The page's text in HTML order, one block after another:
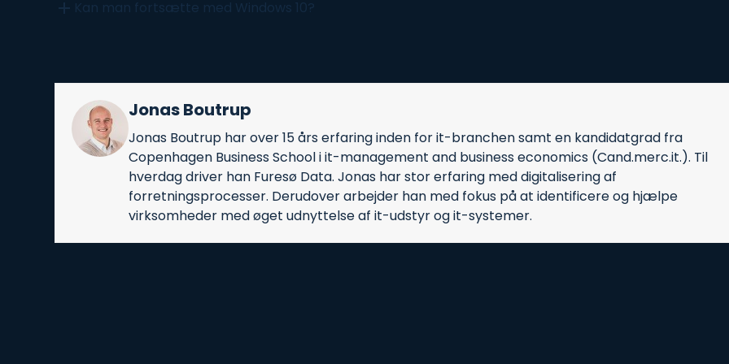
Kan man fortsætte med Windows 10?
Jonas Boutrup
Jonas Boutrup har over 15 års erfaring inden for it-branchen samt en kandidatgrad fra
Copenhagen Business School i it-management and business economics (Cand.merc.it.). Til
hverdag driver han Furesø Data. Jonas har stor erfaring med digitalisering af
forretningsprocesser. Derudover arbejder han med fokus på at identificere og hjælpe
virksomheder med øget udnyttelse af it-udstyr og it-systemer.